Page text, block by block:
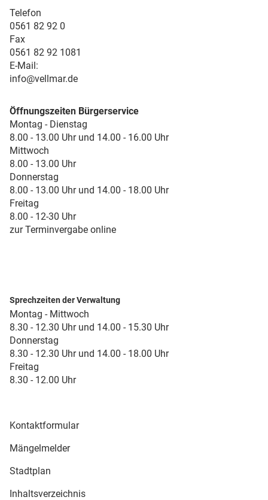
Telefon
0561 82 92 0
Fax
0561 82 92 1081
E-Mail:
info@vellmar.de
Öffnungszeiten Bürgerservice
Montag - Dienstag
8.00 - 13.00 Uhr und 14.00 - 16.00 Uhr
Mittwoch
8.00 - 13.00 Uhr
Donnerstag
8.00 - 13.00 Uhr und 14.00 - 18.00 Uhr
Freitag
8.00 - 12-30 Uhr
zur Terminvergabe online
Sprechzeiten der Verwaltung
Montag - Mittwoch
8.30 - 12.30 Uhr und 14.00 - 15.30 Uhr
Donnerstag
8.30 - 12.30 Uhr und 14.00 - 18.00 Uhr
Freitag
8.30 - 12.00 Uhr
Kontaktformular
Mängelmelder
Stadtplan
Inhaltsverzeichnis